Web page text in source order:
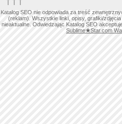
Katalog SEO nie odpowiada za treść
(reklam). Wszystkie linki, opisy, grafiki/
nieaktualne. Odwiedzając Katalog SEO
Sublime★Star.com